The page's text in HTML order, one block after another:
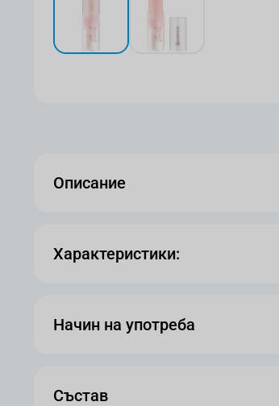
Описание
Характеристики:
Начин на употреба
Състав